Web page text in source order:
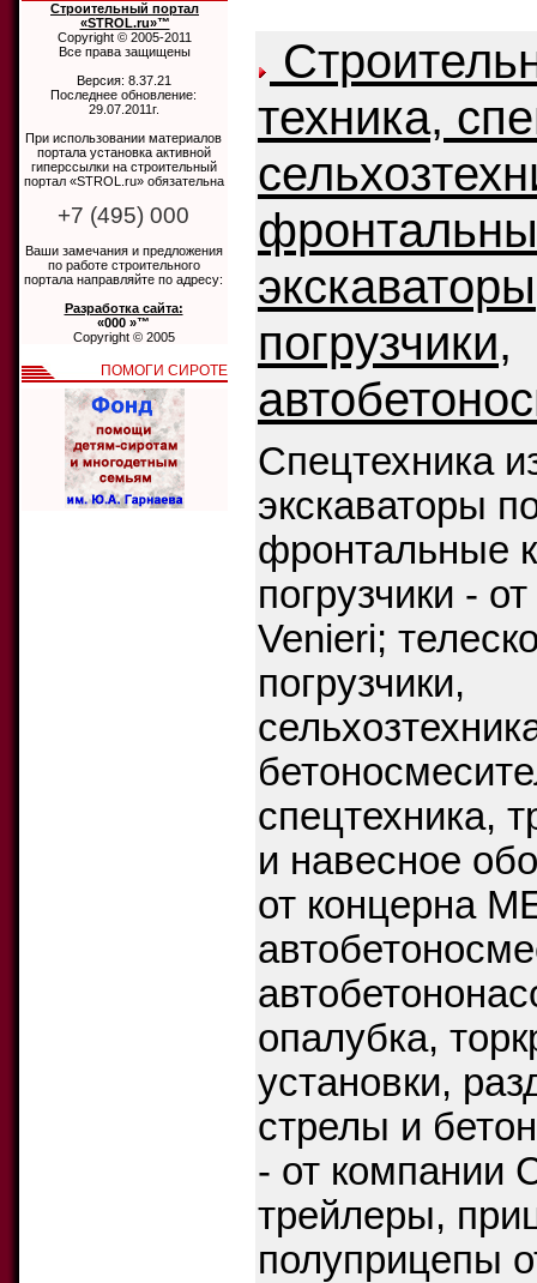
техника,
экскаваторы
погрузчики,
Спецтехника
экскаваторы
фронтальные
погрузчики -
Venieri;
погрузчики,
спецтехника,
и навесное
от концерна
опалубка,
установки,
стрелы и
- от компании
трейлеры,
полуприцепы
Строительный портал
«STROL.ru»™
Copyright © 2005-2011
Все права защищены
Версия: 8.37.21
Последнее обновление:
29.07.2011г.
При использовании материалов
портала установка активной
гиперссылки на строительный
портал «STROL.ru» обязательна
+7 (495) 000
Ваши замечания и предложения
по работе строительного
портала направляйте по адресу:
Разработка сайта:
«000 »™
Copyright © 2005
ПОМОГИ СИРОТЕ